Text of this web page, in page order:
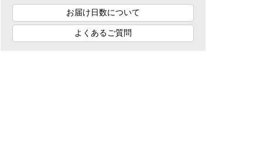
お届け日数について
よくあるご質問